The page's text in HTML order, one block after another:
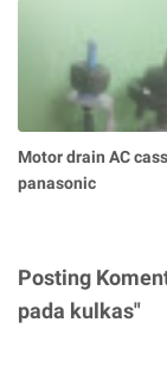
Motor drain AC
panasonic
Posting
pada kulkas"